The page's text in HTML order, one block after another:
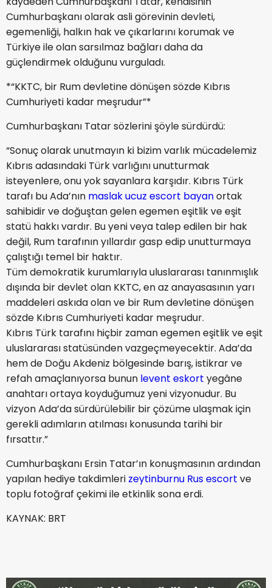
Cumhurbaşkanı olarak asli görevinin devleti,
egemenliği, halkın hak ve çıkarlarını korumak ve
Türkiye ile olan sarsılmaz bağları daha da
güçlendirmek olduğunu vurguladı.
*“KKTC, bir Rum devletine dönüşen sözde Kıbrıs
Cumhuriyeti kadar meşrudur”*
Cumhurbaşkanı Tatar sözlerini şöyle sürdürdü:
“Sonuç olarak unutmayın ki bizim varlık mücadelemiz
Kıbrıs adasındaki Türk varlığını unutturmak
isteyenlere, onu yok sayanlara karşıdır. Kıbrıs Türk
tarafı bu Ada’nın maslak ucuz escort bayanortak
sahibidir ve doğuştan gelen egemen eşitlik ve eşit
statü hakkı vardır. Bu yeni veya talep edilen bir hak
değil, Rum tarafının yıllardır gasp edip unutturmaya
çalıştığı temel bir haktır.
Tüm demokratik kurumlarıyla uluslararası tanınmışlık
dışında bir devlet olan KKTC, en az anayasasının yarı
maddeleri askıda olan ve bir Rum devletine dönüşen
sözde Kıbrıs Cumhuriyeti kadar meşrudur.
Kıbrıs Türk tarafını hiçbir zaman egemen eşitlik ve eşit
uluslararası statüsünden vazgeçmeyecektir. Ada’da
hem de Doğu Akdeniz bölgesinde barış, istikrar ve
refah amaçlanıyorsa bunun levent eskort yegâne
anahtarı ortaya koyduğumuz yeni vizyonudur. Bu
vizyon Ada’da sürdürülebilir bir çözüme ulaşmak için
gerekli adımların atılması konusunda tarihi bir
fırsattır.”
Cumhurbaşkanı Ersin Tatar’ın konuşmasının ardından
yapılan hediye takdimleri zeytinburnu Rus escort ve
toplu fotoğraf çekimi ile etkinlik sona erdi.
KAYNAK: BRT